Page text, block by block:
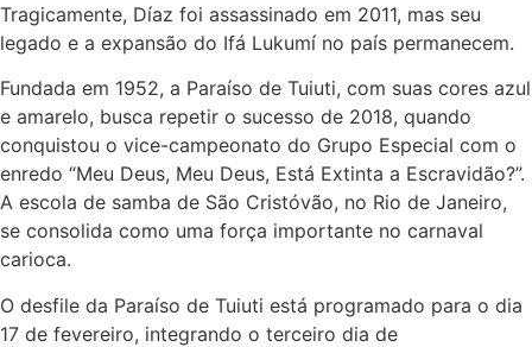
Tragicamente, Díaz foi assassinado em 2011, mas seu
legado e a expansão do Ifá Lukumí no país permanecem.
Fundada em 1952, a Paraíso de Tuiuti, com suas cores azul
e amarelo, busca repetir o sucesso de 2018, quando
conquistou o vice-campeonato do Grupo Especial com o
enredo “Meu Deus, Meu Deus, Está Extinta a Escravidão?”.
A escola de samba de São Cristóvão, no Rio de Janeiro,
se consolida como uma força importante no carnaval
carioca.
O desfile da Paraíso de Tuiuti está programado para o dia
17 de fevereiro, integrando o terceiro dia de